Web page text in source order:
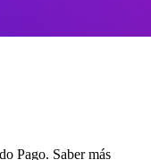
Pago. Saber más